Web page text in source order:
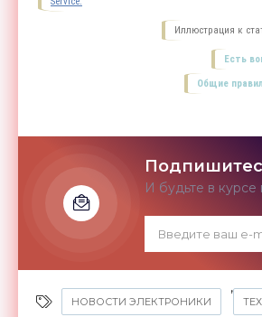
Иллюстрация к
Есть
Общие
И будьте в
НОВОСТИ ЭЛЕКТРОНИКИ
,